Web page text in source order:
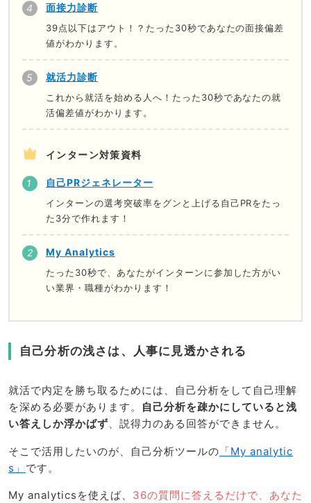
面接力診断
39点以下はアウト！？たった30秒であなたの面接偏差
値がわかります。
就活力診断
これから就活を始める人へ！たった30秒であなたの就
活偏差値がわかります。
インターン対策資料
自己PRジェネレーター
インターンの選考突破率をグンと上げる自己PRをたっ
た3分で作れます！
My Analytics
たった30秒で、あなたがインターンに参加した方がい
い業界・職種がわかります！
自己分析の浅さは、人事に見透かされる
就活で内定を勝ち取るためには、自己分析をして自己理解
を深める必要があります。
自己分析を疎かにしていると浅
い答えしか浮かばず、説得力のある回答ができません。
そこで活用したいのが、自己分析ツールの 「My analytic
s」 です。
My analyticsを使えば、 36の質問に答えるだけで、あなた